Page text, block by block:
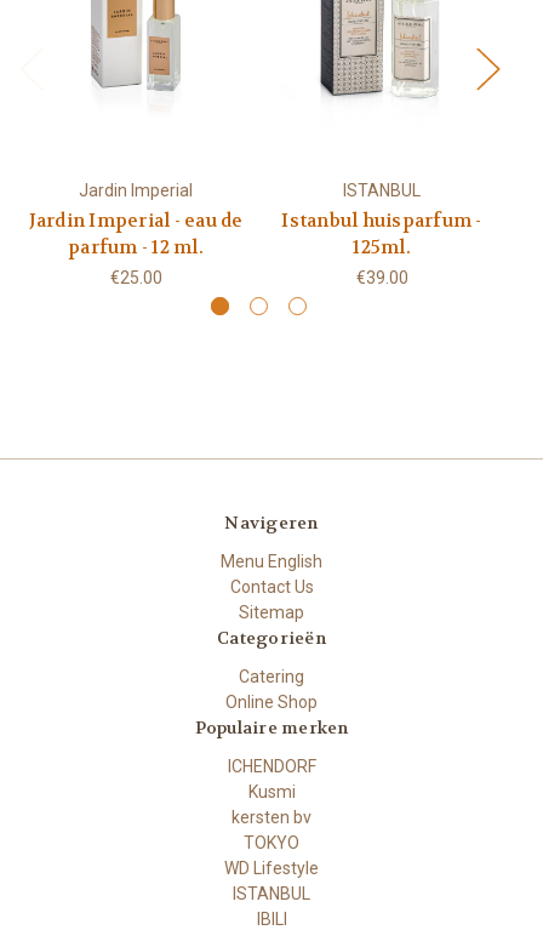
Jardin Imperial
Jardin Imperial - eau de
parfum - 12 ml.
€25.00
ISTANBUL
Istanbul huisparfum -
125ml.
€39.00
Navigeren
Menu English
Contact Us
Sitemap
Categorieën
Catering
Online Shop
Populaire merken
ICHENDORF
Kusmi
kersten bv
TOKYO
WD Lifestyle
ISTANBUL
IBILI